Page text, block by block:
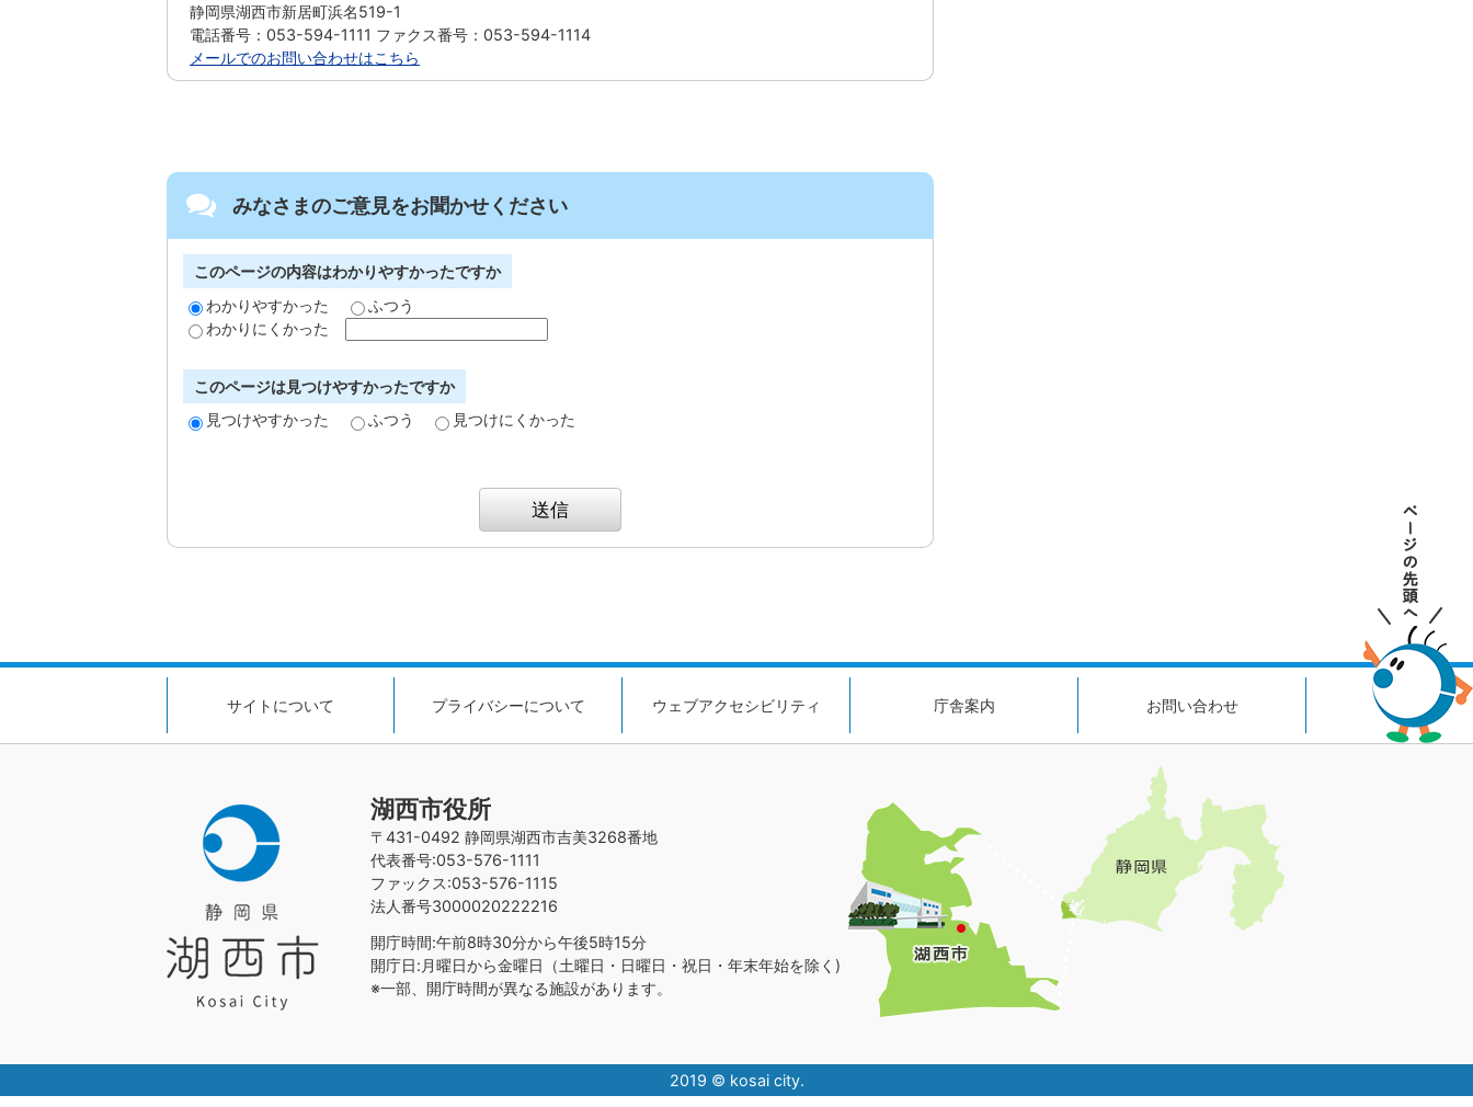
静岡県湖西市新居町浜名519-1
電話番号：053-594-1111 ファクス番号：053-594-1114
メールでのお問い合わせはこちら
みなさまのご意見をお聞かせください
このページの内容はわかりやすかったですか
わかりやすかった
ふつう
わかりにくかった
このページは見つけやすかったですか
見つけやすかった
ふつう 見つけにくかった
サイトについて プライバシーについて ウェブアクセシビリティ 庁舎案内 お問い合わせ
湖西市役所
〒431-0492 静岡県湖西市吉美3268番地
代表番号:053-576-1111
ファックス:053-576-1115
法人番号3000020222216
開庁時間:午前8時30分から午後5時15分
開庁日:月曜日から金曜日（土曜日・日曜日・祝日・年末年始を除く)
※一部、開庁時間が異なる施設があります。
2019 © kosai city.